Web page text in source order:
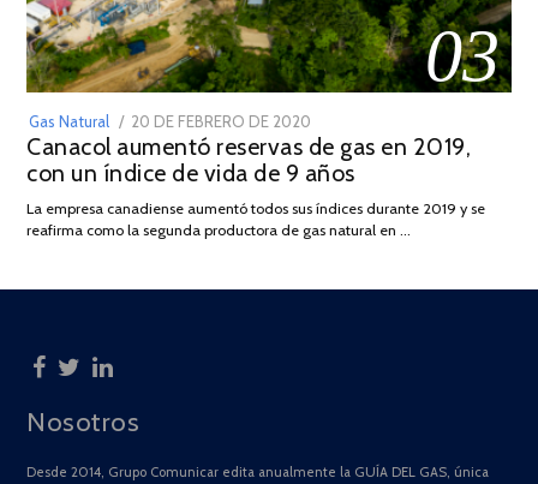
03
Gas Natural
POSTED
ON
20 DE FEBRERO DE 2020
DE
JULIO
2025
Canacol aumentó reservas de gas en 2019,
con un índice de vida de 9 años
La empresa canadiense aumentó todos sus índices durante 2019 y se
reafirma como la segunda productora de gas natural en …
Nosotros
Desde 2014, Grupo Comunicar edita anualmente la GUÍA DEL GAS, única